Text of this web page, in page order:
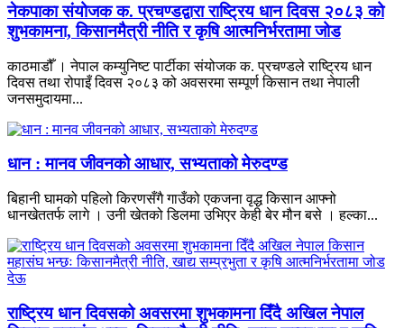
नेकपाका संयोजक क. प्रचण्डद्वारा राष्ट्रिय धान दिवस २०८३ को
शुभकामना, किसानमैत्री नीति र कृषि आत्मनिर्भरतामा जोड
काठमाडौँ । नेपाल कम्युनिष्ट पार्टीका संयोजक क. प्रचण्डले राष्ट्रिय धान
दिवस तथा रोपाइँ दिवस २०८३ को अवसरमा सम्पूर्ण किसान तथा नेपाली
जनसमुदायमा...
धान : मानव जीवनको आधार, सभ्यताको मेरुदण्ड
बिहानी घामको पहिलो किरणसँगै गाउँको एकजना वृद्ध किसान आफ्नो
धानखेततर्फ लागे । उनी खेतको डिलमा उभिएर केही बेर मौन बसे । हल्का...
राष्ट्रिय धान दिवसको अवसरमा शुभकामना दिँदै अखिल नेपाल